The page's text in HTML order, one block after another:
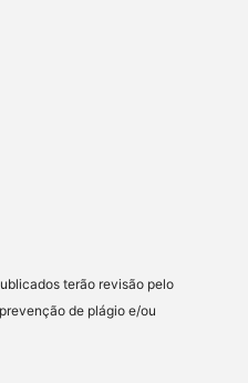
terão revisão pelo
de plágio e/ou